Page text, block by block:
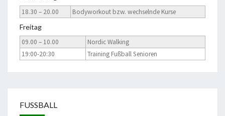
18.30 – 20.00
Bodyworkout bzw. wechselnde Kurse
Freitag
09.00 – 10.00
Nordic Walking
19:00-20:30
Training Fußball Senioren
FUSSBALL